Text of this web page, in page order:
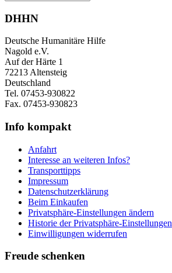
DHHN
Deutsche Humanitäre Hilfe
Nagold e.V.
Auf der Härte 1
72213 Altensteig
Deutschland
Tel. 07453-930822
Fax. 07453-930823
Info kompakt
Anfahrt
Interesse an weiteren Infos?
Transporttipps
Impressum
Datenschutzerklärung
Beim Einkaufen
Privatsphäre-Einstellungen ändern
Historie der Privatsphäre-Einstellungen
Einwilligungen widerrufen
Freude schenken